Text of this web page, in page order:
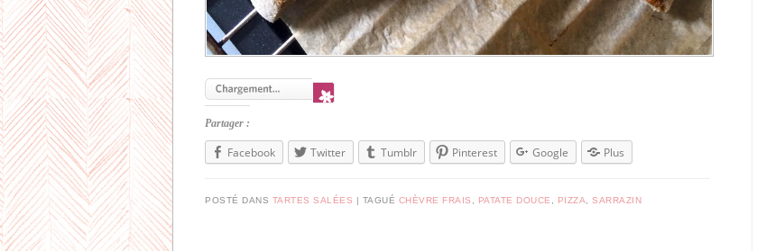
Partager :
Facebook Twitter Tumblr Pinterest Google Plus
POSTÉ DANS TARTES SALÉES | TAGUÉ CHÈVRE FRAIS PATATE DOUCE PIZZA SARRAZIN